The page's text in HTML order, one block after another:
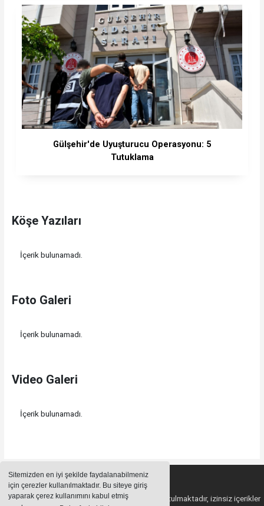
Sitemizden en iyi şekilde faydalanabilmeniz
için çerezler kullanılmaktadır. Bu siteye giriş
yaparak çerez kullanımını kabul etmiş
Gülşehir'de Uyuşturucu Operasyonu: 5
Tutuklama
Köşe Yazıları
İçerik bulunamadı.
Foto Galeri
İçerik bulunamadı.
Video Galeri
İçerik bulunamadı.
Sitemizde bulunan içeriklerin tüm hakları saklı tutulmaktadır, izinsiz içerikler